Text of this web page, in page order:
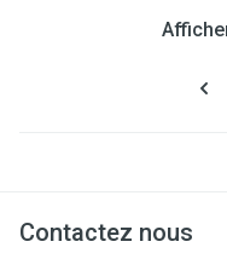
Contactez nous